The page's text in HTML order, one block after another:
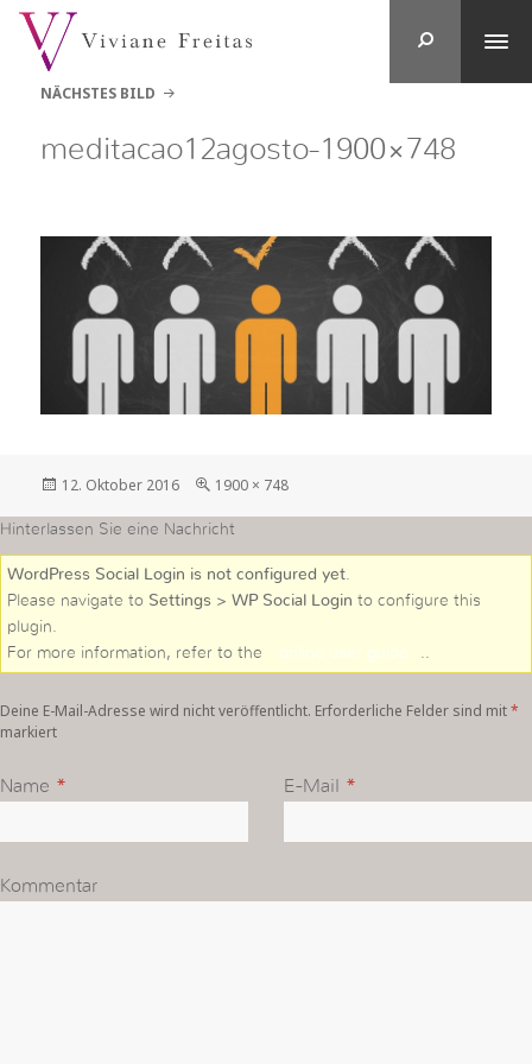
NÄCHSTES BILD
meditacao12agosto-1900×748
Veröffentlicht
12. Oktober 2016
in
Größe
1900 × 748
Hinterlassen Sie eine Nachricht
WordPress Social Login is not configured yet.
Please navigate to Settings > WP Social Login to configure this
plugin.
For more information, refer to the
online user guide ..
Deine E-Mail-Adresse wird nicht veröffentlicht. Erforderliche Felder sind mit*
markiert
Name * E-Mail *
Kommentar